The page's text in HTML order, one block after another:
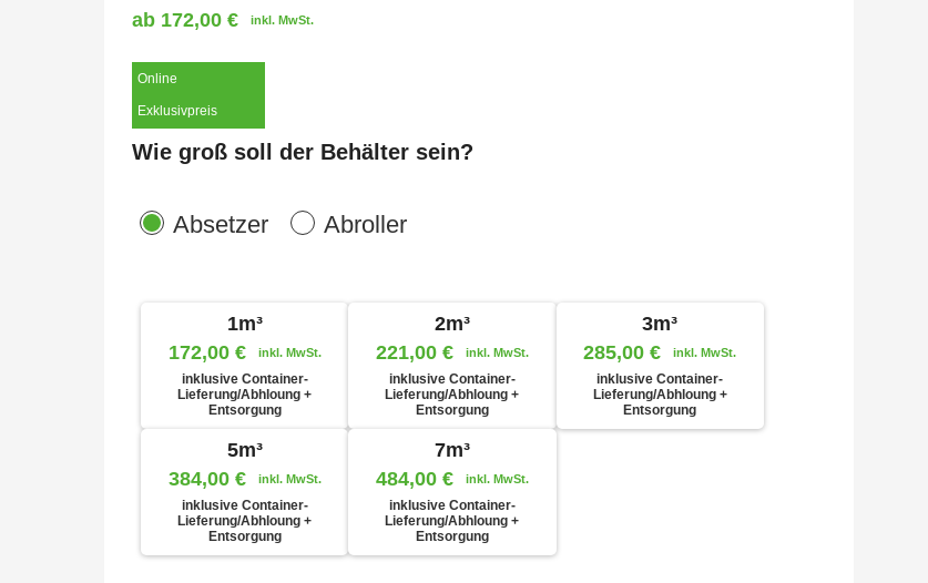
ab 172,00 € inkl. MwSt.
Online
Exklusivpreis
Wie groß soll der Behälter sein?
Absetzer Abroller
1m³
172,00 € inkl. MwSt.
inklusive Container-
Lieferung/Abhloung +
Entsorgung
2m³
221,00 € inkl. MwSt.
inklusive Container-
Lieferung/Abhloung +
Entsorgung
3m³
285,00€ inkl. MwSt.
inklusive Container-
Lieferung/Abhloung +
Entsorgung
5m³
384,00 € inkl. MwSt.
inklusive Container-
Lieferung/Abhloung +
Entsorgung
7m³
484,00 € inkl. MwSt.
inklusive Container-
Lieferung/Abhloung +
Entsorgung